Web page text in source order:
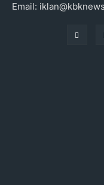
Email: